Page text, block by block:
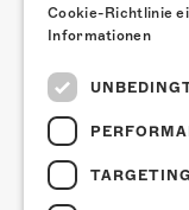
FRISCH
Am Sonntag,
Uriah Heep
Cookie-Richtlinie
Informationen
TARGETING